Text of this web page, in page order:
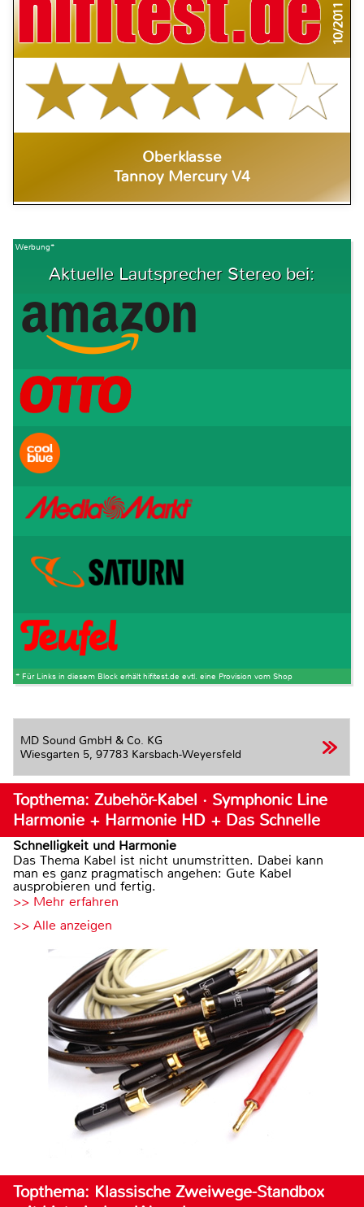
10/2011
Oberklasse
Tannoy Mercury V4
Werbung*
Aktuelle Lautsprecher Stereo bei:
* Für Links in diesem Block erhält hifitest.de evtl. eine Provision vom Shop
MD Sound GmbH & Co. KG
Wiesgarten 5, 97783 Karsbach-Weyersfeld
Topthema: Zubehör-Kabel · Symphonic Line
Harmonie + Harmonie HD + Das Schnelle
Schnelligkeit und Harmonie
Das Thema Kabel ist nicht unumstritten. Dabei kann
man es ganz pragmatisch angehen: Gute Kabel
ausprobieren und fertig.
>> Mehr erfahren
>> Alle anzeigen
Topthema: Klassische Zweiwege-Standbox